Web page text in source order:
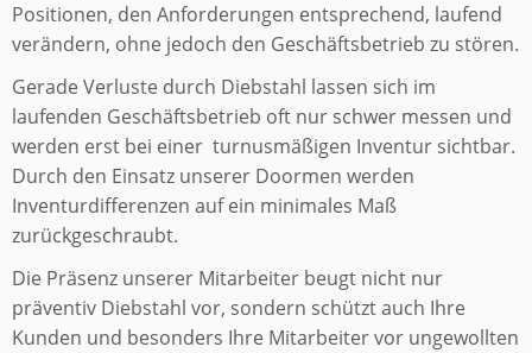
Positionen, den Anforderungen entsprechend, laufend
verändern, ohne jedoch den Geschäftsbetrieb zu stören.
Gerade Verluste durch Diebstahl lassen sich im
laufenden Geschäftsbetrieb oft nur schwer messen und
werden erst bei einer turnusmäßigen Inventur sichtbar.
Durch den Einsatz unserer Doormen werden
Inventurdifferenzen auf ein minimales Maß
zurückgeschraubt.
Die Präsenz unserer Mitarbeiter beugt nicht nur
präventiv Diebstahl vor, sondern schützt auch Ihre
Kunden und besonders Ihre Mitarbeiter vor ungewollten